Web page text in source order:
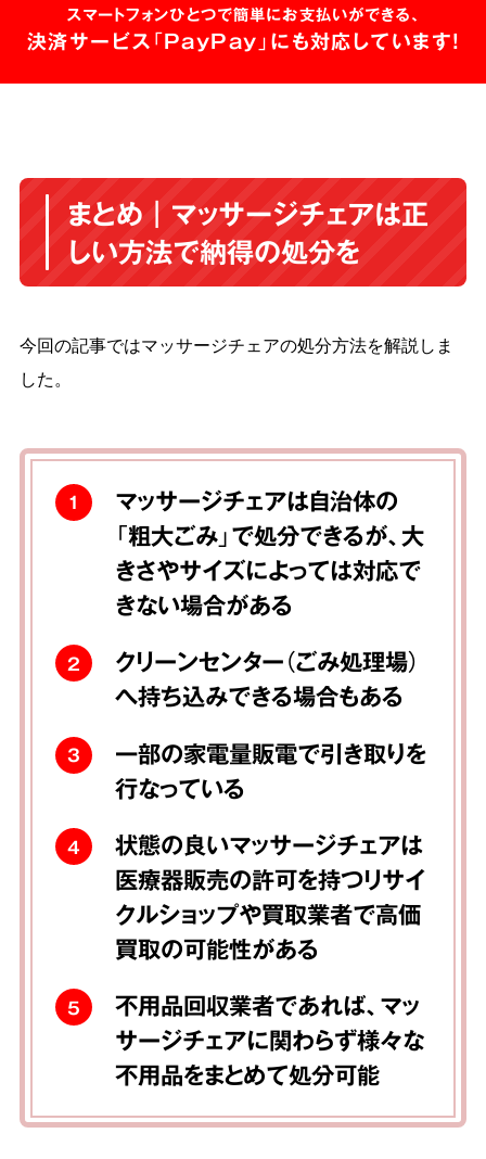
スマートフォンひとつで簡単にお支払いができる、
決済サービス「PayPay」にも対応しています!
まとめ｜マッサージチェアは正
しい方法で納得の処分を
今回の記事ではマッサージチェアの処分方法を解説しま
した。
1
マッサージチェアは自治体の
「粗大ごみ」で処分できるが、大
きさやサイズによっては対応で
きない場合がある
2
クリーンセンター（ごみ処理場）
へ持ち込みできる場合もある
3
一部の家電量販電で引き取りを
行なっている
4
状態の良いマッサージチェアは
医療器販売の許可を持つリサイ
クルショップや買取業者で高価
買取の可能性がある
5
不用品回収業者であれば、マッ
サージチェアに関わらず様々な
不用品をまとめて処分可能